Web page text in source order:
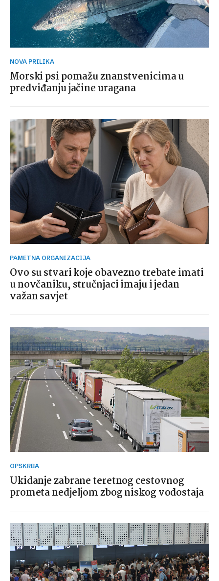
NOVA PRILIKA
Morski psi pomažu znanstvenicima u
predviđanju jačine uragana
PAMETNA ORGANIZACIJA
Ovo su stvari koje obavezno trebate imati
u novčaniku, stručnjaci imaju i jedan
važan savjet
OPSKRBA
Ukidanje zabrane teretnog cestovnog
prometa nedjeljom zbog niskog vodostaja